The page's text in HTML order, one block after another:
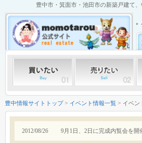
豊中市・箕面市・池田市の新築戸建て
豊中情報サイトトップ> イベント情報一覧 > イベン
2012/08/26 9月1日、2日に完成内覧会を開